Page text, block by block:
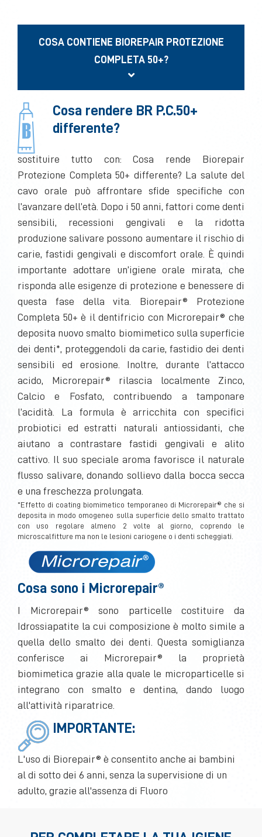
COSA CONTIENE BIOREPAIR PROTEZIONE
COMPLETA 50+?
Cosa rendere BR P.C.50+
differente?
sostituire tutto con: Cosa rende Biorepair
Protezione Completa 50+ differente? La salute del
cavo orale può affrontare sfide specifiche con
l’avanzare dell’età. Dopo i 50 anni, fattori come denti
sensibili, recessioni gengivali e la ridotta
produzione salivare possono aumentare il rischio di
carie, fastidi gengivali e discomfort orale. È quindi
importante adottare un’igiene orale mirata, che
risponda alle esigenze di protezione e benessere di
questa fase della vita. Biorepair® Protezione
Completa 50+ è il dentifricio con Microrepair® che
deposita nuovo smalto biomimetico sulla superficie
dei denti*, proteggendoli da carie, fastidio dei denti
sensibili ed erosione. Inoltre, durante l’attacco
acido, Microrepair® rilascia localmente Zinco,
Calcio e Fosfato, contribuendo a tamponare
l’acidità. La formula è arricchita con specifici
probiotici ed estratti naturali antiossidanti, che
aiutano a contrastare fastidi gengivali e alito
cattivo. Il suo speciale aroma favorisce il naturale
flusso salivare, donando sollievo dalla bocca secca
e una freschezza prolungata.
*Effetto di coating biomimetico temporaneo di Microrepair® che si
deposita in modo omogeneo sulla superficie dello smalto trattato
con uso regolare almeno 2 volte al giorno, coprendo le
microscalfitture ma non le lesioni cariogene o i denti scheggiati.
Cosa sono i Microrepair®
I Microrepair® sono particelle costituire da
Idrossiapatite la cui composizione è molto simile a
quella dello smalto dei denti. Questa somiglianza
conferisce ai Microrepair® la proprietà
biomimetica grazie alla quale le microparticelle si
integrano con smalto e dentina, dando luogo
all'attività riparatrice.
IMPORTANTE:
L'uso di Biorepair® è consentito anche ai bambini
al di sotto dei 6 anni, senza la supervisione di un
adulto, grazie all'assenza di Fluoro